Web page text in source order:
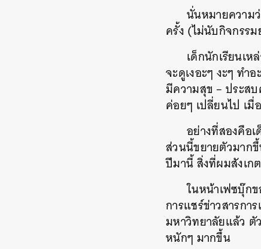
นั่นหมายความ
ครั้ง (ไม่นับกิจกรร
เด็กนักเรียนเ
จะดูเงอะๆ งะๆ ทำอ
มีความสุข –ประสบ
ค่อยๆ เปลี่ยนไป เมื่
อย่างที่สองคือเ
ส่วนนี้ขยายตัวมาก
ปีมานี้สิ่งที่ผมสังเก
ในหน้าเฟซบุ๊ก
การแชร์ข่าวสารก
มหาวิทยาลัยแล้ว ตั
หนักๆ มากขึ้น